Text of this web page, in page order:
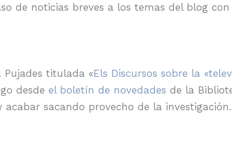
de noticias breves a los temas del blog
Pujades titulada «Els Discursos sobre la
desde el boletín de novedades de la
sacando provecho de la investigación.